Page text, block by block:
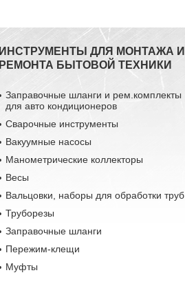
ИНСТРУМЕНТЫ ДЛЯ МОНТАЖА И
РЕМОНТА БЫТОВОЙ ТЕХНИКИ
Заправочные шланги и рем.комплекты
для авто кондиционеров
Сварочные инструменты
Вакуумные насосы
Манометрические коллекторы
Весы
Вальцовки, наборы для обработки труб
Труборезы
Заправочные шланги
Пережим-клещи
Муфты